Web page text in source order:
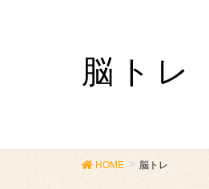
脳トレ
HOME 脳トレ